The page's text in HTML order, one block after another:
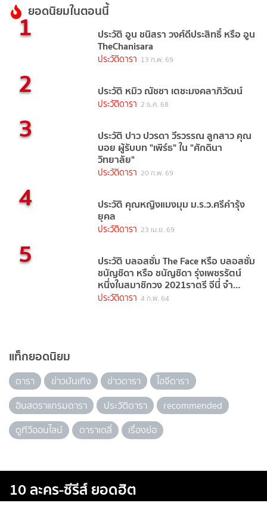
ยอดนิยมในตอนนี้
1 ประวัติ อูน ชนิสรา วงศ์ดีประสิทธิ์ หรือ อูน
TheChanisara
ประวัติดารา 13 ก.พ. 69
2 ประวัติ หมิว ณัชชา เตชะมงคลาภิวัฒน์
ประวัติดารา 2 ธ.ค. 68
3 ประวัติ ปาว ปวรดา วีรวรรณ ลูกสาว คุณ
บอย ผู้รับบท "เพิร์ธ" ใน "ศักดินา
วิทยาลัย"
ประวัติดารา 20 ก.พ. 69
4 ประวัติ คุณหญิงแมงมุม ม.ร.ว.ศรีคำรุ้ง
ยุคล
ประวัติดารา 23 เม.ย. 69
5 ประวัติ บลอสซั่ม The Face หรือ บลอสซั่ม
ชนัญชิดา หรือ ชนัญชิดา รุ่งเพชรรัตน์
หนึ่งในสมาชิกวง 2021ราตรี จีนี่ จ๋า
(2021)
ประวัติดารา 4 ก.พ. 64
แท็กยอดนิยม
ดารา ข่าวบันเทิง ข่าวดารา
ไอจีดารา
อินสตราแกรมดารา
ประวัติดารา
recommended
ดูทีวีออนไลน์
ดาราเดลี่ เรื่องย่อ
10 ละคร-ซีรีส์ ยอดฮิต